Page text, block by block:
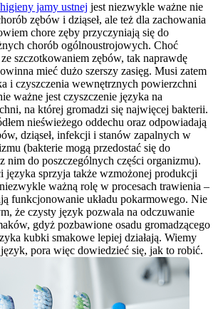
higieny jamy ustnej jest niezwykle ważne nie
zębów i dziąseł, ale też dla zachowania
chore zęby przyczyniają się do
chorób ogólnoustrojowych. Choć
szczotkowaniem zębów, tak naprawdę
mieć dużo szerszy zasięg. Musi zatem
i czyszczenia wewnętrznych powierzchni
ważne jest czyszczenie języka na
na której gromadzi się najwięcej bakterii.
nieświeżego oddechu oraz odpowiadają
dziąseł, infekcji i stanów zapalnych w
(bakterie mogą przedostać się do
nim do poszczególnych części organizmu).
języka sprzyja także wzmożonej produkcji
ważną rolę w procesach trawienia –
funkcjonowanie układu pokarmowego. Nie
że czysty język pozwala na odczuwanie
gdyż pozbawione osadu gromadzącego
kubki smakowe lepiej działają. Wiemy
pora więc dowiedzieć się, jak to robić.